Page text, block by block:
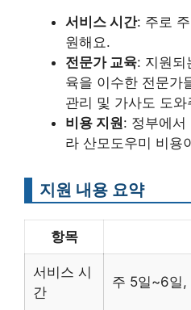
서비스 시간: 주로
원해요.
전문가 교육: 지원되
육을 이수한 전문가
관리 및 가사도 도
비용 지원: 정부에서
라 산모도우미 비용
지원 내용 요약
항목
서비스 시
간
주 5일~6일,